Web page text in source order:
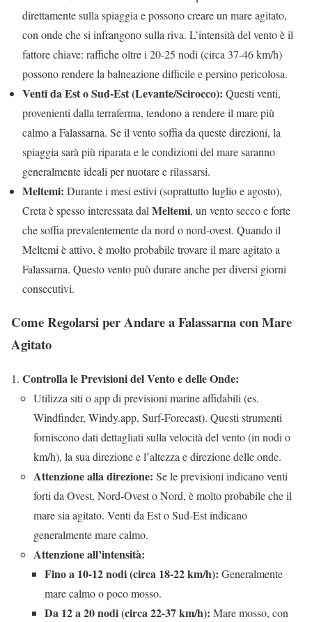
direttamente sulla spiaggia e possono creare un mare agitato,
con onde che si infrangono sulla riva. L’intensità del vento è il
fattore chiave: raffiche oltre i 20-25 nodi (circa 37-46 km/h)
possono rendere la balneazione difficile e persino pericolosa.
Venti da Est o Sud-Est (Levante/Scirocco): Questi venti,
provenienti dalla terraferma, tendono a rendere il mare più
calmo a Falassarna. Se il vento soffia da queste direzioni, la
spiaggia sarà più riparata e le condizioni del mare saranno
generalmente ideali per nuotare e rilassarsi.
Meltemi: Durante i mesi estivi (soprattutto luglio e agosto),
Creta è spesso interessata dal Meltemi, un vento secco e forte
che soffia prevalentemente da nord o nord-ovest. Quando il
Meltemi è attivo, è molto probabile trovare il mare agitato a
Falassarna. Questo vento può durare anche per diversi giorni
consecutivi.
Come Regolarsi per Andare a Falassarna con Mare
Agitato
Controlla le Previsioni del Vento e delle Onde:
Utilizza siti o app di previsioni marine affidabili (es.
Windfinder, Windy.app, Surf-Forecast). Questi strumenti
forniscono dati dettagliati sulla velocità del vento (in nodi o
km/h), la sua direzione e l’altezza e direzione delle onde.
Attenzione alla direzione: Se le previsioni indicano venti
forti da Ovest, Nord-Ovest o Nord, è molto probabile che il
mare sia agitato. Venti da Est o Sud-Est indicano
generalmente mare calmo.
Attenzione all’intensità:
Fino a 10-12 nodi (circa 18-22 km/h): Generalmente
mare calmo o poco mosso.
Da 12 a 20 nodi (circa 22-37 km/h): Mare mosso, con